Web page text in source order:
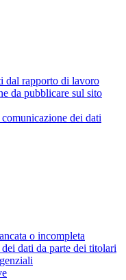
dal rapporto di lavoro
da pubblicare sul sito
dei dati
o incompleta
dati da parte dei titolari